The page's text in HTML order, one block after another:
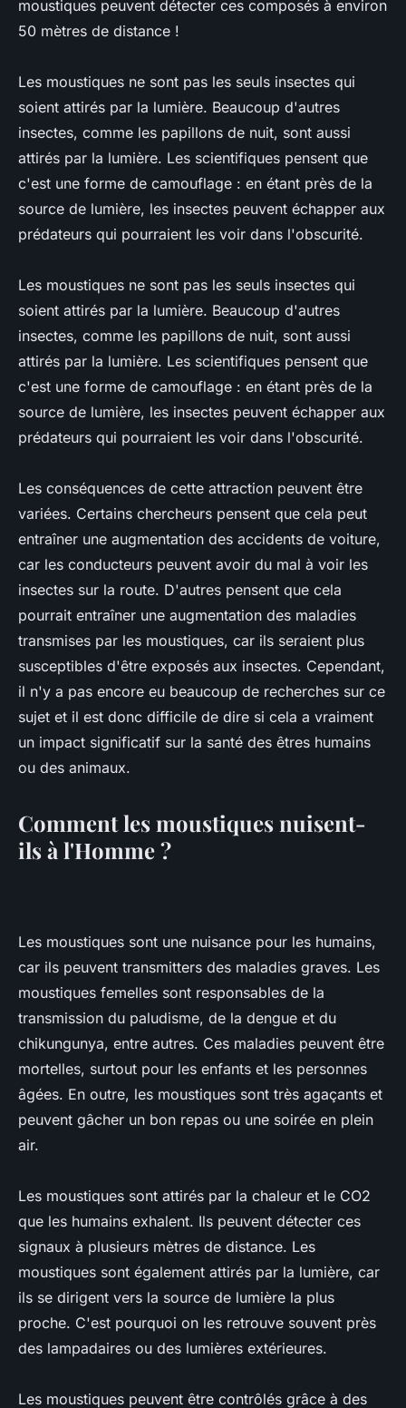
moustiques peuvent détecter ces composés à environ
50 mètres de distance !
Les moustiques ne sont pas les seuls insectes qui
soient attirés par la lumière. Beaucoup d'autres
insectes, comme les papillons de nuit, sont aussi
attirés par la lumière. Les scientifiques pensent que
c'est une forme de camouflage : en étant près de la
source de lumière, les insectes peuvent échapper aux
prédateurs qui pourraient les voir dans l'obscurité.
Les moustiques ne sont pas les seuls insectes qui
soient attirés par la lumière. Beaucoup d'autres
insectes, comme les papillons de nuit, sont aussi
attirés par la lumière. Les scientifiques pensent que
c'est une forme de camouflage : en étant près de la
source de lumière, les insectes peuvent échapper aux
prédateurs qui pourraient les voir dans l'obscurité.
Les conséquences de cette attraction peuvent être
variées. Certains chercheurs pensent que cela peut
entraîner une augmentation des accidents de voiture,
car les conducteurs peuvent avoir du mal à voir les
insectes sur la route. D'autres pensent que cela
pourrait entraîner une augmentation des maladies
transmises par les moustiques, car ils seraient plus
susceptibles d'être exposés aux insectes. Cependant,
il n'y a pas encore eu beaucoup de recherches sur ce
sujet et il est donc difficile de dire si cela a vraiment
un impact significatif sur la santé des êtres humains
ou des animaux.
Comment les moustiques nuisent-
ils à l'Homme ?
Les moustiques sont une nuisance pour les humains,
car ils peuvent transmitters des maladies graves. Les
moustiques femelles sont responsables de la
transmission du paludisme, de la dengue et du
chikungunya, entre autres. Ces maladies peuvent être
mortelles, surtout pour les enfants et les personnes
âgées. En outre, les moustiques sont très agaçants et
peuvent gâcher un bon repas ou une soirée en plein
air.
Les moustiques sont attirés par la chaleur et le CO2
que les humains exhalent. Ils peuvent détecter ces
signaux à plusieurs mètres de distance. Les
moustiques sont également attirés par la lumière, car
ils se dirigent vers la source de lumière la plus
proche. C'est pourquoi on les retrouve souvent près
des lampadaires ou des lumières extérieures.
Les moustiques peuvent être contrôlés grâce à des